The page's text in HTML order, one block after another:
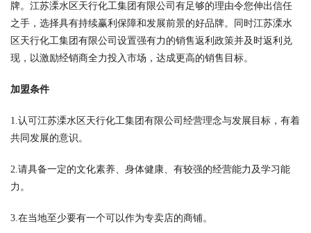
牌。江苏溧水区天行化工集团有限公司有足够的理由令您伸出信任
之手，选择具有持续赢利保障和发展前景的好品牌。同时江苏溧水
区天行化工集团有限公司设置强有力的销售返利政策并及时返利兑
现，以激励经销商全力投入市场，达成更高的销售目标。
加盟条件
1.认可江苏溧水区天行化工集团有限公司经营理念与发展目标，有着
共同发展的意识。
2.请具备一定的文化素养、身体健康、有较强的经营能力及学习能
力。
3.在当地至少要有一个可以作为专卖店的商铺。